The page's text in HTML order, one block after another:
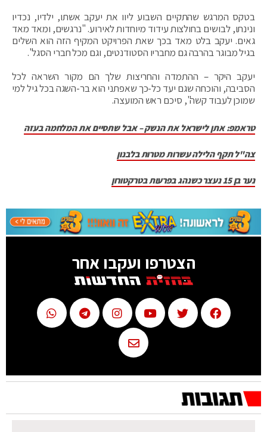
בטקס המרגש שהתקיים השבוע ליוו את יעקב אשתו, ילדיו, נכדיו
ונינתו, לבושים בחולצות עידוד מיוחדות לאירוע. "נרגשים, ומאד מאד
גאים. יעקב בלט מאד בכך שאת הפרויקט המקיף הזה הוא השלים
בגיל מבוגר בהרבה גם מחבריו הסטודנטים, וגם מכל חברי הסגל".
יעקב היקר – ההתמדה והחריצות שלך הם מקור השראה לכל
הסביבה, והוכחה שגם יעד כל-כך שאפתני הוא בר-השגה בכל גיל למי
שמוכן לעבוד קשה", סיכם ראש המועצה.
טראמפ: אתן לישראל את הנשק – אבל שתסיים את המלחמה בעזה
צה"ל תקף הלילה עשרות מטרות בלבנון
נער בן 15 נעצר כשנהג בפרעות בטרקטורון
הצטרפו ועקבו אחר